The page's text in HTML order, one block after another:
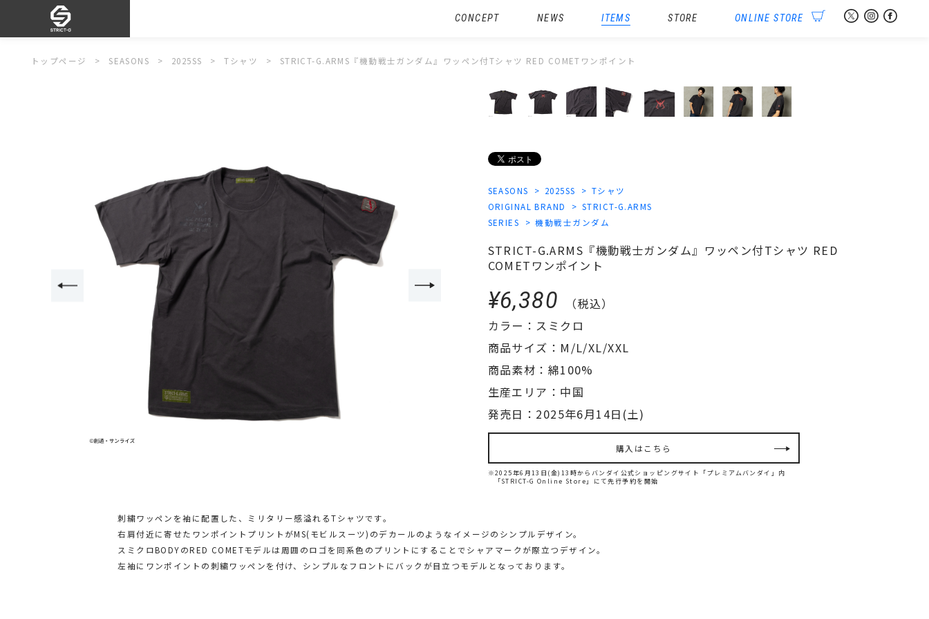
ITEMS
CONCEPT NEWS STORE ONLINE STORE
トップページ SEASONS 2025SS Tシャツ STRICT-G.ARMS『機動戦士ガンダム』ワッペン付Tシャツ RED COMETワンポイント
SEASONS 2025SS
Tシャツ
ORIGINAL BRAND
STRICT-G.ARMS
SERIES
機動戦士ガンダム
STRICT-G.ARMS『機動戦士ガンダム』ワッペン付Tシャツ RED
COMETワンポイント
¥6,380
（税込）
カラー：スミクロ
商品サイズ：M/L/XL/XXL
商品素材：綿100%
生産エリア：中国
発売日：2025年6月14日(土)
購入はこちら
※2025年6月13日(金)13時からバンダイ公式ショッピングサイト「プレミアムバンダイ」内
「STRICT-G Online Store」にて先行予約を開始
刺繍ワッペンを袖に配置した、ミリタリー感溢れるTシャツです。
右肩付近に寄せたワンポイントプリントがMS(モビルスーツ)のデカールのようなイメージのシンプルデザイン。
スミクロBODYのRED COMETモデルは周囲のロゴを同系色のプリントにすることでシャアマークが際立つデザイン。
左袖にワンポイントの刺繍ワッペンを付け、シンプルなフロントにバックが目立つモデルとなっております。